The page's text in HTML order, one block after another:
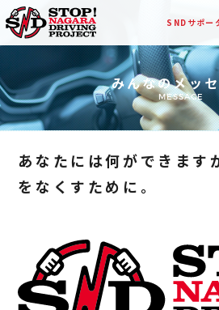
SND サポー
みんなのメッ
MESSAGE
あなたには何ができます
をなくすために。